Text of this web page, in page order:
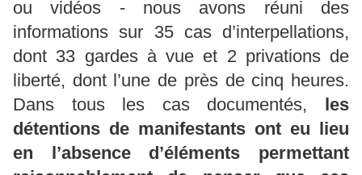
ou vidéos - nous avons réuni des
informations sur 35 cas d’interpellations,
dont 33 gardes à vue et 2 privations de
liberté, dont l’une de près de cinq heures.
Dans tous les cas documentés, les
détentions de manifestants ont eu lieu
en l’absence d’éléments permettant